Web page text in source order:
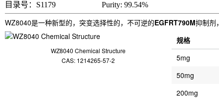
目录号：S1179 Purity: 99.54%
WZ8040是一种新型的，突变选择性的，不可逆的EGFRT790M抑制剂
WZ8040 Chemical Structure
CAS: 1214265-57-2
规格
5mg
50mg
200mg